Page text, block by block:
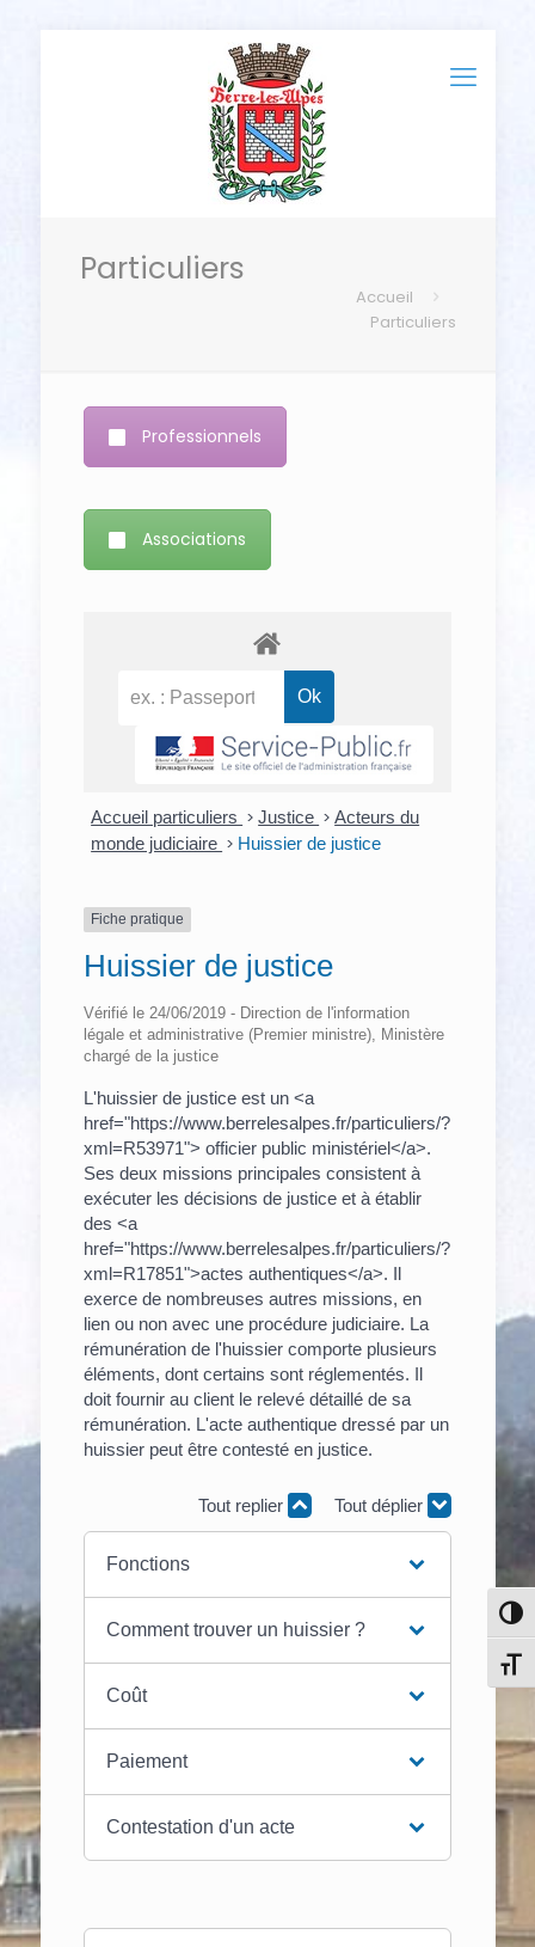
Particuliers
Accueil
Particuliers
Professionnels
Associations
Accueil particuliers > Justice > Acteurs du
monde judiciaire > Huissier de justice
Fiche pratique
Huissier de justice
Vérifié le 24/06/2019 - Direction de l'information
légale et administrative (Premier ministre), Ministère
chargé de la justice
L'huissier de justice est un <a
href="https://www.berrelesalpes.fr/particuliers/?
xml=R53971"> officier public ministériel</a>.
Ses deux missions principales consistent à
exécuter les décisions de justice et à établir
des <a
href="https://www.berrelesalpes.fr/particuliers/?
xml=R17851">actes authentiques</a>. Il
exerce de nombreuses autres missions, en
lien ou non avec une procédure judiciaire. La
rémunération de l'huissier comporte plusieurs
éléments, dont certains sont réglementés. Il
doit fournir au client le relevé détaillé de sa
rémunération. L'acte authentique dressé par un
huissier peut être contesté en justice.
Tout replier Tout déplier
Fonctions
Comment trouver un huissier ?
Coût
Paiement
Contestation d'un acte